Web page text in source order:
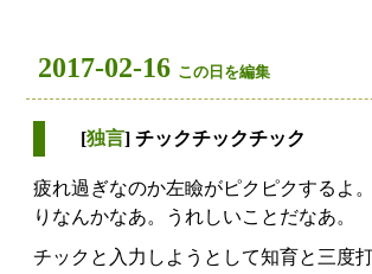
2017-02-16 この日を編集
[独言] チックチックチック
疲れ過ぎなのか左瞼がピクピクするよ
りなんかなあ。うれしいことだなあ。
チックと入力しようとして知育と三度